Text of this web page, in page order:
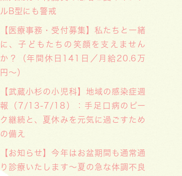
ルB型にも警戒
【医療事務・受付募集】私たちと一緒
に、子どもたちの笑顔を支えません
か？（年間休日141日／月給20.6万
円～）
【武蔵小杉の小児科】地域の感染症週
報（7/13-7/18）：手足口病のピー
ク継続と、夏休みを元気に過ごすため
の備え
【お知らせ】今年はお盆期間も通常通
り診療いたします〜夏の急な体調不良